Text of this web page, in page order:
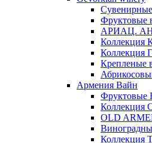
Фруктовые
АРИАЦ.
Коллекция
Крепленые
Армения Вайн
Фруктовые
Коллекция
OLD
Коллекция